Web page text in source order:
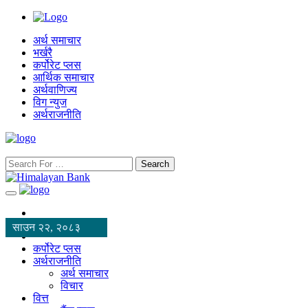
अर्थ समाचार
भर्खरै
कर्पोरेट प्लस
आर्थिक समाचार
अर्थवाणिज्य
विग न्युज
अर्थराजनीति
Search
साउन २२, २०८३
कर्पोरेट प्लस
अर्थराजनीति
अर्थ समाचार
विचार
वित्त